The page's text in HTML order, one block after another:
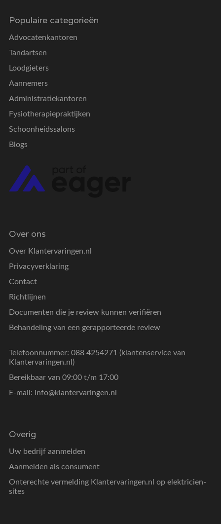
Populaire categorieën
Advocatenkantoren
Tandartsen
Loodgieters
Aannemers
Administratiekantoren
Fysiotherapiepraktijken
Schoonheidssalons
Blogs
Over ons
Over Klantervaringen.nl
Privacyverklaring
Contact
Richtlijnen
Documenten die je review kunnen verifiëren
Behandeling van een gerapporteerde review
Telefoonnummer: 088 4254271 (klantenservice van
Klantervaringen.nl)
Bereikbaar van 09:00 t/m 17:00
E-mail: info@klantervaringen.nl
Overig
Uw bedrijf aanmelden
Aanmelden als consument
Onterechte vermelding Klantervaringen.nl op elektricien-
sites